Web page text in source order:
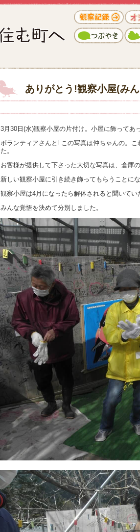
ありがとう!観察小屋(み
3月30日(水)観察小屋の片付け。小屋に飾ってあ
ボランティアさんと｢この写真は仲ちゃんの。
た。
お客様が提供して下さった大切な写真は、倉庫
新しい観察小屋に引き続き飾ってもらうことにな
観察小屋は4月になったら解体されると聞いてい
みんな覚悟を決めて分別しました。